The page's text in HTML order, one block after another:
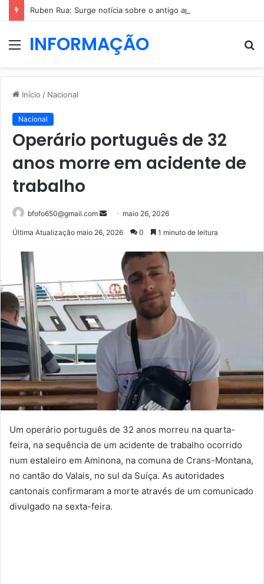
MenuINFORMAÇÃO
Início / Nacional
Nacional
Operário português de 32
anos morre em acidente de
trabalho
bfofo650@gmail.com
Mandemaio 26, 2026
Última Atualização maio 26, 2026 0 1 minuto de leitura
Um operário português de 32 anos morreu na quarta-
feira, na sequência de um acidente de trabalho ocorrido
num estaleiro em Aminona, na comuna de Crans-Montana,
no cantão do Valais, no sul da Suíça. As autoridades
cantonais confirmaram a morte através de um comunicado
divulgado na sexta-feira.